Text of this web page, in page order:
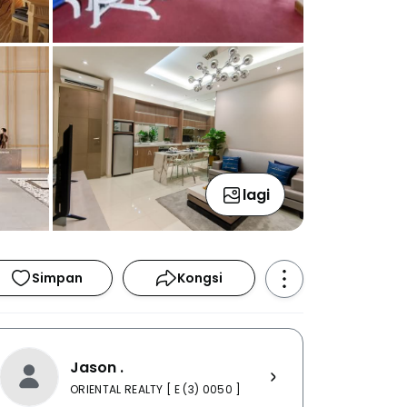
lagi
Simpan Kongsi
Jason .
ORIENTAL REALTY [ E (3) 0050 ]